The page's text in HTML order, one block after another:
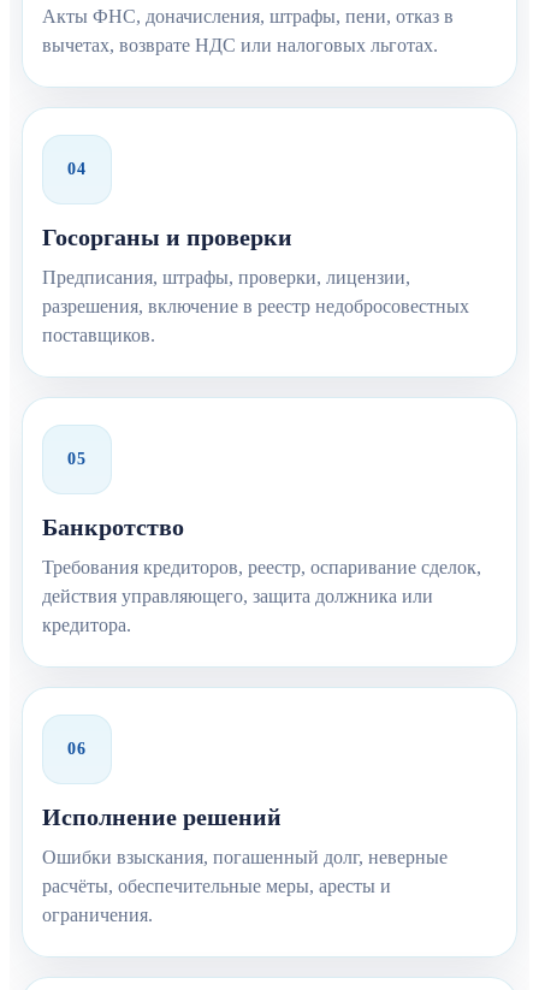
Акты ФНС, доначисления, штрафы, пени, отказ в
вычетах, возврате НДС или налоговых льготах.
04
Госорганы и проверки
Предписания, штрафы, проверки, лицензии,
разрешения, включение в реестр недобросовестных
поставщиков.
05
Банкротство
Требования кредиторов, реестр, оспаривание сделок,
действия управляющего, защита должника или
кредитора.
06
Исполнение решений
Ошибки взыскания, погашенный долг, неверные
расчёты, обеспечительные меры, аресты и
ограничения.